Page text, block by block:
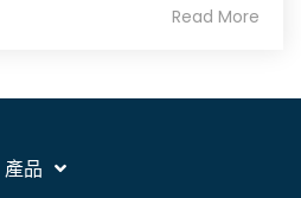
Read More
產品